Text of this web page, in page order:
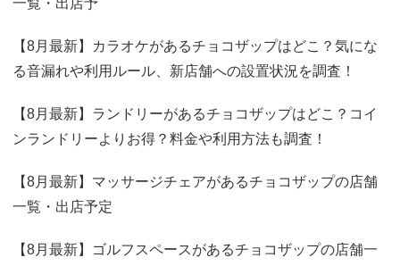
一覧・出店予
【8月最新】カラオケがあるチョコザップはどこ？気にな
る音漏れや利用ルール、新店舗への設置状況を調査！
【8月最新】ランドリーがあるチョコザップはどこ？コイ
ンランドリーよりお得？料金や利用方法も調査！
【8月最新】マッサージチェアがあるチョコザップの店舗
一覧・出店予定
【8月最新】ゴルフスペースがあるチョコザップの店舗一